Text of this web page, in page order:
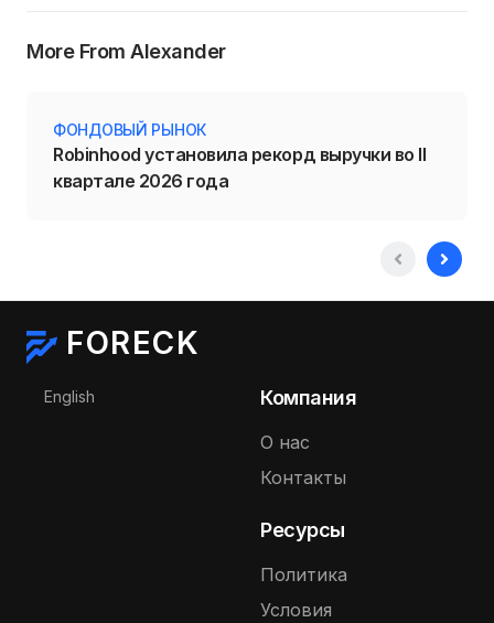
More From Alexander
ФОНДОВЫЙ РЫНОК
Robinhood установила рекорд выручки во II
квартале 2026 года
FORECK
Выберите язык
English Компания
О нас
Контакты
Ресурсы
Политика
Условия